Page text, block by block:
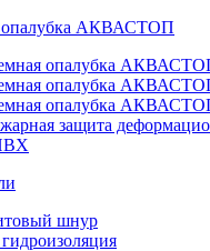
опалубка АКВАСТОП
опалубка
опалубка
опалубка
защита
шнур